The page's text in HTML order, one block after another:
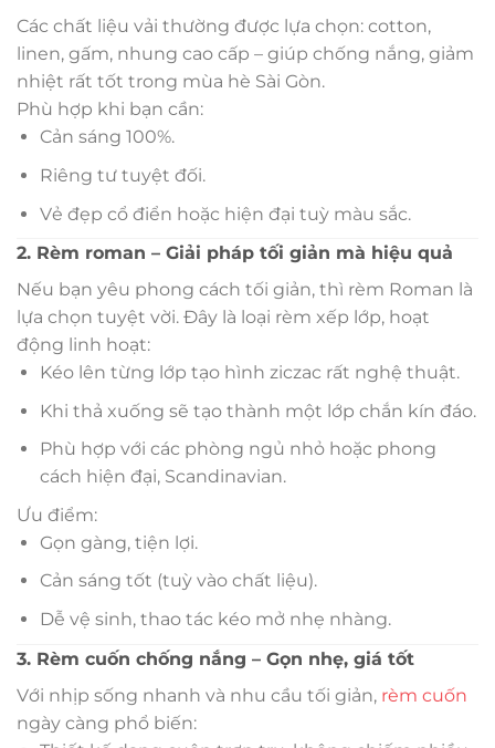
Các chất liệu vải thường được lựa chọn: cotton,
linen, gấm, nhung cao cấp – giúp chống nắng, giảm
nhiệt rất tốt trong mùa hè Sài Gòn.
Phù hợp khi bạn cần:
Cản sáng 100%.
Riêng tư tuyệt đối.
Vẻ đẹp cổ điển hoặc hiện đại tuỳ màu sắc.
2. Rèm roman – Giải pháp tối giản mà hiệu quả
Nếu bạn yêu phong cách tối giản, thì rèm Roman là
lựa chọn tuyệt vời. Đây là loại rèm xếp lớp, hoạt
động linh hoạt:
Kéo lên từng lớp tạo hình ziczac rất nghệ thuật.
Khi thả xuống sẽ tạo thành một lớp chắn kín đáo.
Phù hợp với các phòng ngủ nhỏ hoặc phong
cách hiện đại, Scandinavian.
Ưu điểm:
Gọn gàng, tiện lợi.
Cản sáng tốt (tuỳ vào chất liệu).
Dễ vệ sinh, thao tác kéo mở nhẹ nhàng.
3. Rèm cuốn chống nắng – Gọn nhẹ, giá tốt
Với nhịp sống nhanh và nhu cầu tối giản, rèm cuốn
ngày càng phổ biến: